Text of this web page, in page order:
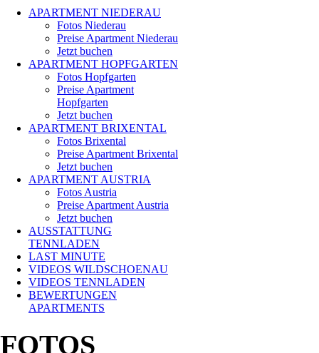
APARTMENT NIEDERAU
Fotos Niederau
Preise Apartment Niederau
Jetzt buchen
APARTMENT HOPFGARTEN
Fotos Hopfgarten
Preise Apartment
Hopfgarten
Jetzt buchen
APARTMENT BRIXENTAL
Fotos Brixental
Preise Apartment Brixental
Jetzt buchen
APARTMENT AUSTRIA
Fotos Austria
Preise Apartment Austria
Jetzt buchen
AUSSTATTUNG
TENNLADEN
LAST MINUTE
VIDEOS WILDSCHOENAU
VIDEOS TENNLADEN
BEWERTUNGEN
APARTMENTS
FOTOS